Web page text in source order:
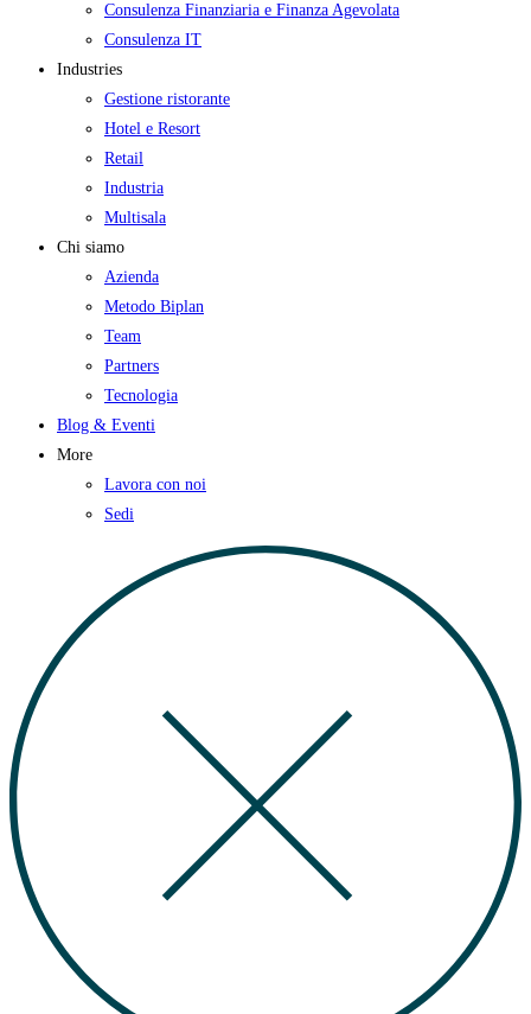
Consulenza Finanziaria e Finanza Agevolata
Consulenza IT
Industries
Gestione ristorante
Hotel e Resort
Retail
Industria
Multisala
Chi siamo
Azienda
Metodo Biplan
Team
Partners
Tecnologia
Blog & Eventi
More
Lavora con noi
Sedi